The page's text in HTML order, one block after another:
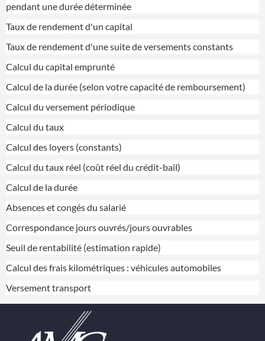
pendant une durée déterminée
Taux de rendement d'un capital
Taux de rendement d'une suite de versements constants
Calcul du capital emprunté
Calcul de la durée (selon votre capacité de remboursement)
Calcul du versement périodique
Calcul du taux
Calcul des loyers (constants)
Calcul du taux réel (coût réel du crédit-bail)
Calcul de la durée
Absences et congés du salarié
Correspondance jours ouvrés/jours ouvrables
Seuil de rentabilité (estimation rapide)
Calcul des frais kilométriques : véhicules automobiles
Versement transport